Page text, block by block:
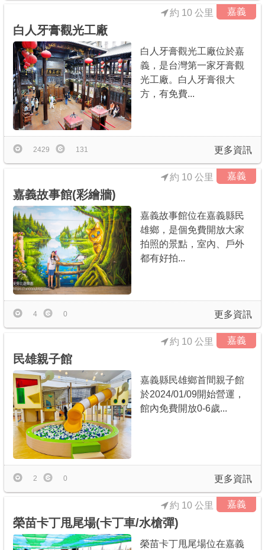
嘉義
約 10 公里
白人牙膏觀光工廠
白人牙膏觀光工廠位於嘉
義，是台灣第一家牙膏觀
光工廠。白人牙膏很大
方，有免費...
更多資訊
2429 131
嘉義
約 10 公里
嘉義故事館(彩繪牆)
嘉義故事館位在嘉義縣民
雄鄉，是個免費開放大家
拍照的景點，室內、戶外
都有好拍...
更多資訊
4 0
嘉義
約 10 公里
民雄親子館
嘉義縣民雄鄉首間親子館
於2024/01/09開始營運，
館內免費開放0-6歲...
更多資訊
2 0
嘉義
約 10 公里
榮苗卡丁甩尾場(卡丁車/水槍彈)
榮苗卡丁甩尾場位在嘉義